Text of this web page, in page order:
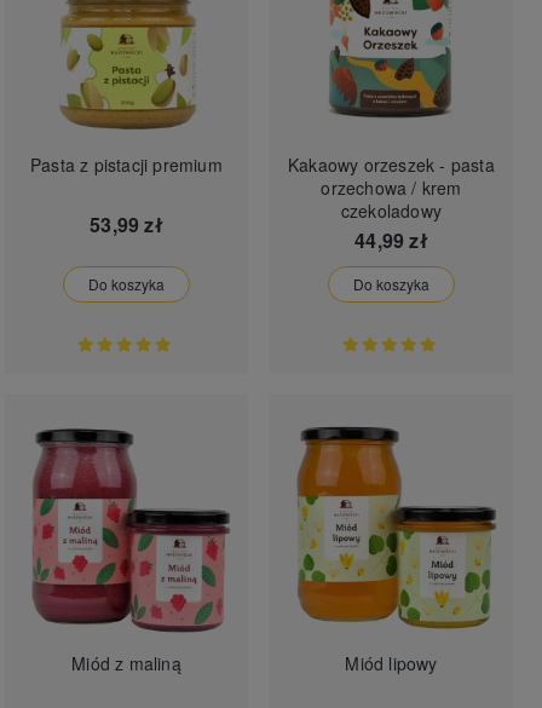
Pasta z pistacji premium
53,99 zł
Do koszyka
Kakaowy orzeszek - pasta
orzechowa / krem
czekoladowy
44,99 zł
Do koszyka
Miód z maliną Miód lipowy